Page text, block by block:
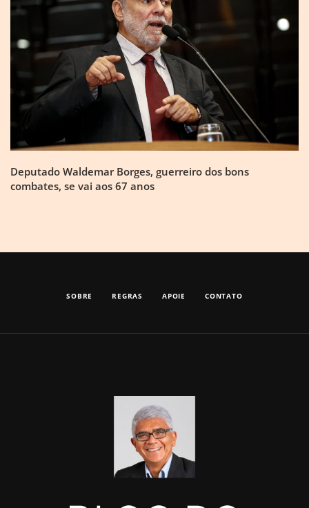
Deputado Waldemar Borges, guerreiro dos bons
combates, se vai aos 67 anos
SOBRE REGRAS APOIE CONTATO